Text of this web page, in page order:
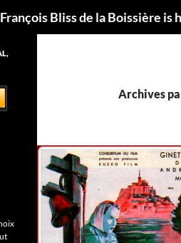
Bliss de la Boissière is
Archives